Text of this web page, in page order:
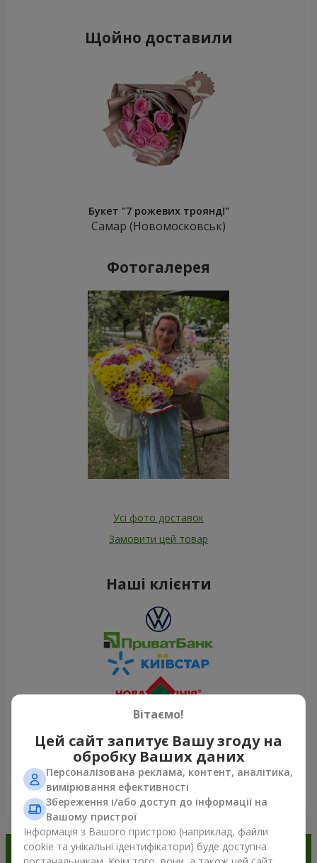
Щойно доставили
Букет "7 рожевих троянд!"
Самар (Новомосковськ)
Фотогалерея
Усі фото доставок
Замовити цей товар
Наші клієнти
Переглянути все
Замовляйте в додатку
Вітаємо!
Цей сайт запитує Вашу згоду на
обробку Ваших даних
Персоналізована реклама, контент, аналітика,
вимірювання ефективності
Збереження і/або доступ до інформації на
Вашому пристрої
Інформація з Вашого пристрою (наприклад, файли
cookie та унікальні ідентифікатори) буде доступна